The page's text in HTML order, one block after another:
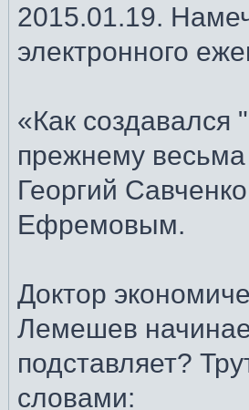
2015.01.19.
электронного
«Как
прежнему
Георгий
Ефремовым.
Доктор
Лемешев
подставляет?
словами: